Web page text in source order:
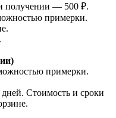
получении — 500 ₽.
примерки.
примерки.
Стоимость и сроки